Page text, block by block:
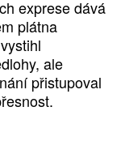
exprese dává
plátna
ale
přistupoval